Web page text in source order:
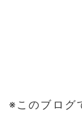
※このブログ